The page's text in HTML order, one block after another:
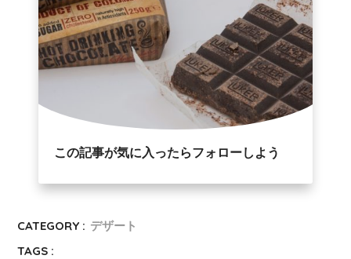
この記事が気に入ったらフォローしよう
CATEGORY : デザート
TAGS :